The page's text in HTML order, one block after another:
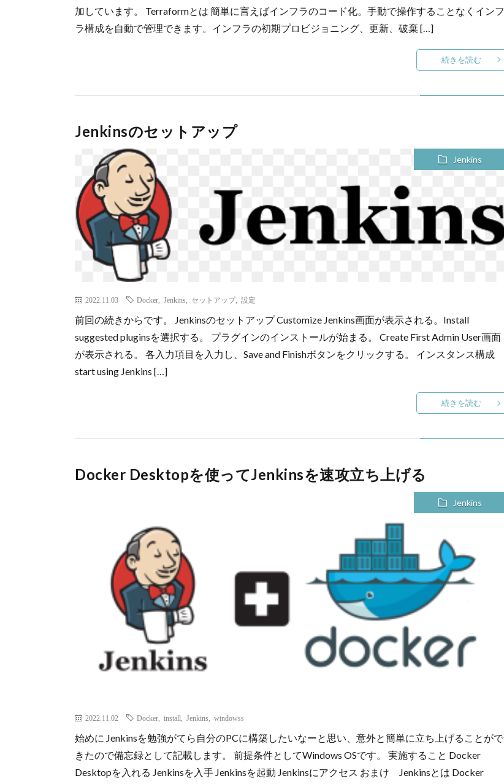
加しています。 Terraformとは 簡単に言えばインフラのコード化。手動で操作することなくインフ
ラ構成を自動で管理できます。インフラの初期プロビジョニング、更新、破棄 […]
続きを読む
Jenkinsのセットアップ
Jenkins
2022.11.03 Docker Jenkins セットアップ, 設定
前回の続きからです。 Jenkinsのセットアップ Customize Jenkins画面が表示される。Install
suggested pluginsを選択する。 プラグインのインストールが始まる。 Create First Admin User画面
が表示される。 各入力項目を入力し、Save and Finishボタンをクリックする。 インスタンス構成
start using Jenkins […]
続きを読む
Docker Desktopを使ってJenkinsを速攻立ち上げる
Jenkins
2022.11.02 Docker install Jenkins windowss
始めに Jenkinsを勉強がてら自分のPCに構築したいなーと思い、意外と簡単に立ち上げることがで
きたので備忘録として記載します。 前提条件としてWindows OSです。 実施すること Docker
Desktopを入れる Jenkinsを入手 Jenkinsを起動 Jenkinsにアクセス おまけ Jenkinsとは Docker